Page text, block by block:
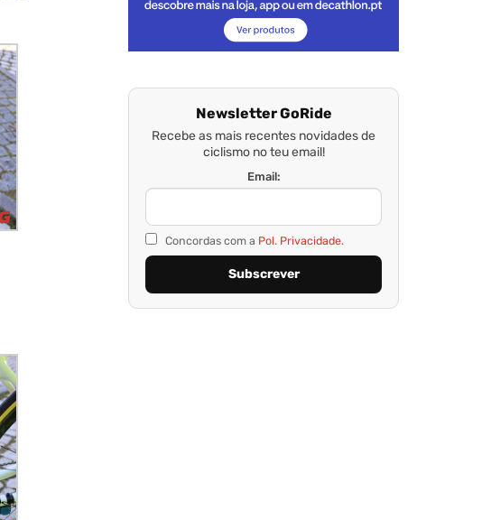
Newsletter GoRide
Recebe as mais recentes novidades de
ciclismo no teu email!
Email:
Concordas com a Pol. Privacidade.